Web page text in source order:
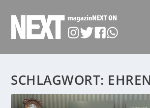
SCHLAGWORT: